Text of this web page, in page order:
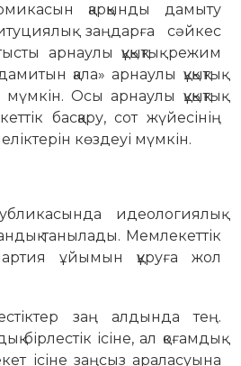
қарқынды дамыту
заңдарға сәйкес
арнаулы құқықтық режим
қала» арнаулы құқықтық
Осы арнаулы құқықтық
басқару, сот жүйесінің
көздеуі мүмкін.
идеологиялық
танылады. Мемлекеттік
ұйымын құруға жол
заң алдында тең.
бірлестік ісіне, ал қоғамдық
ісіне заңсыз араласуына